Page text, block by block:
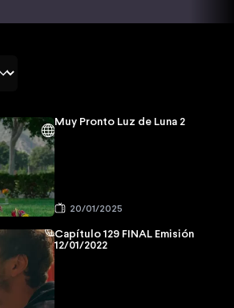
Muy Pronto Luz de Luna 2
20/01/2025
Capítulo 129 FINAL Emisión
12/01/2022